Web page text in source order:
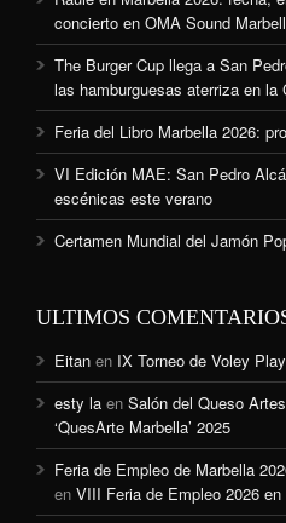
concierto en OMA Sound
The Burger Cup llega a San
las hamburguesas aterriza en la
Feria del Libro Marbella 2026:
VI Edición MAE: San Pedro
escénicas este verano
Certamen Mundial del Jamón
ULTIMOS
Eitan en IX Torneo de Voley
esty la en Salón del Queso
‘QuesArte Marbella’ 2025
Feria de Empleo de Marbella
en VIII Feria de Empleo 2026 en